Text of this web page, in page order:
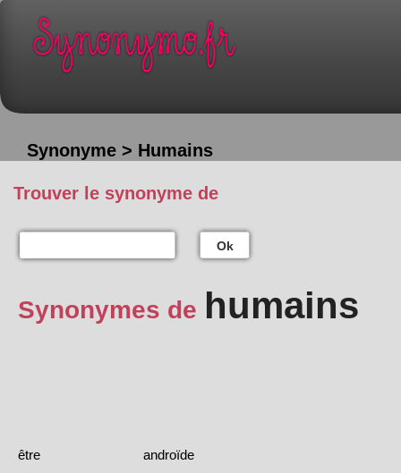
Synonyme > Humains
Trouver le synonyme de
Ok
Synonymes de humains
être
androïde